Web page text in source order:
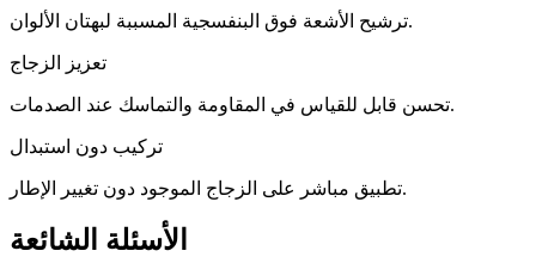
ترشيح الأشعة فوق البنفسجية المسببة لبهتان الألوان.
تعزيز الزجاج
تحسن قابل للقياس في المقاومة والتماسك عند الصدمات.
تركيب دون استبدال
تطبيق مباشر على الزجاج الموجود دون تغيير الإطار.
الأسئلة الشائعة